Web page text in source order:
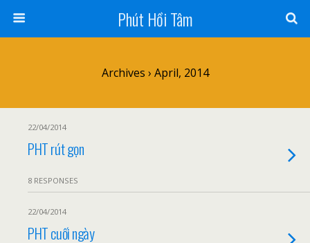
Phút Hồi Tâm
Archives › April, 2014
22/04/2014
PHT rút gọn
8 RESPONSES
22/04/2014
PHT cuối ngày